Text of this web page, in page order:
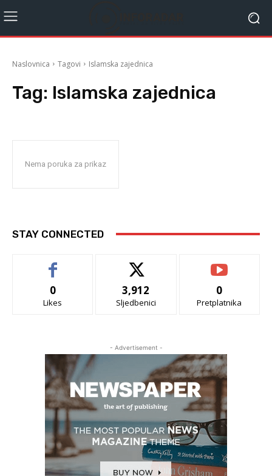
Naslovnica Tagovi Islamska zajednica
Tag: Islamska zajednica
Nema poruka za prikaz
STAY CONNECTED
0
Likes
3,912
Sljedbenici
0
Pretplatnika
- Advertisement -